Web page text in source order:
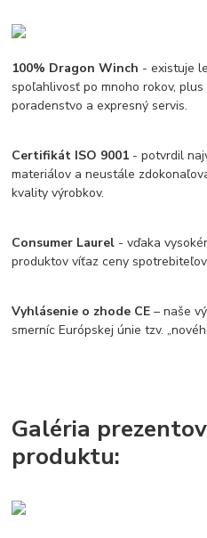
100% Dragon Winch - existuje
spoľahlivosť po mnoho rokov,
poradenstvo a expresný servis.
Certifikát ISO 9001 - potvrdil
materiálov a neustále
kvality výrobkov.
Consumer Laurel - vďaka
produktov víťaz ceny spotrebiteľov.
Vyhlásenie o zhode CE – naše
smerníc Európskej únie tzv.
Galéria
produktu: